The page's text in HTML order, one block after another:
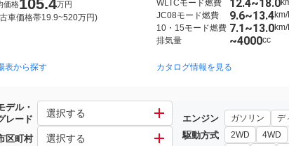
年2月~2012年12月（222） 2003年12月~2008年2月（89）
価格105.4万円
車価格帯19.9~520万円)
表から探す
WLTCモード燃費 12.4~18.0
JC08モード燃費
9.6~13.4
10・15モード燃費 7.1~13.0
排気量
~4000cc
カタログ情報を見る
デル・
レード
選択する
区町村 選択する
エンジン ガソリン デ
駆動方式 2WD 4WD